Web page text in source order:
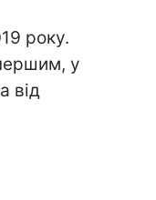
року.
у
від